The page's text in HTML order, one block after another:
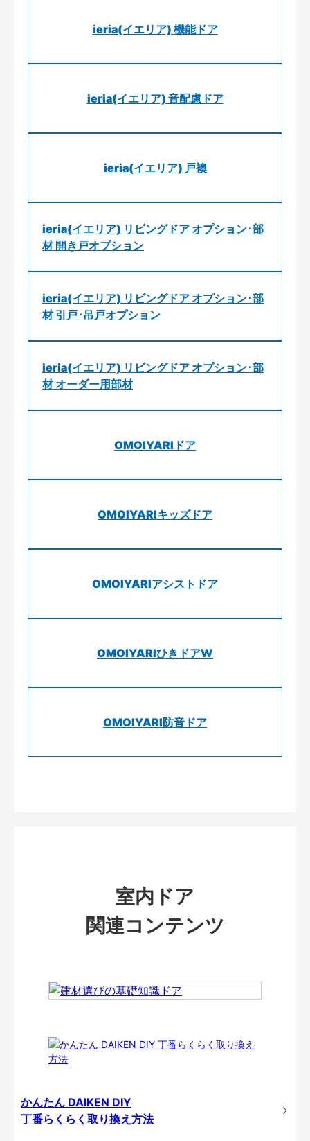
ieria(イエリア) 機能ドア
ieria(イエリア) 音配慮ドア
ieria(イエリア) 戸襖
ieria(イエリア) リビングドア オプション･部
材 開き戸オプション
ieria(イエリア) リビングドア オプション･部
材 引戸･吊戸オプション
ieria(イエリア) リビングドア オプション･部
材 オーダー用部材
OMOIYARIドア
OMOIYARIキッズドア
OMOIYARIアシストドア
OMOIYARIひきドアW
OMOIYARI防音ドア
室内ドア
関連コンテンツ
かんたん DAIKEN DIY
丁番らくらく取り換え方法